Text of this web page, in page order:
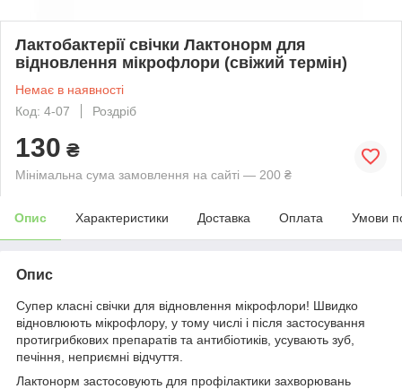
Лактобактерії свічки Лактонорм для
відновлення мікрофлори (свіжий термін)
Немає в наявності
Код: 4-07
Роздріб
130 ₴
Мінімальна сума замовлення на сайті — 200 ₴
Опис Характеристики Доставка Оплата Умови
Опис
Супер класні свічки для відновлення мікрофлори! Швидко
відновлюють мікрофлору, у тому числі і після застосування
протигрибкових препаратів та антибіотиків, усувають зуб,
печіння, неприємні відчуття.
Лактонорм застосовують для профілактики захворювань